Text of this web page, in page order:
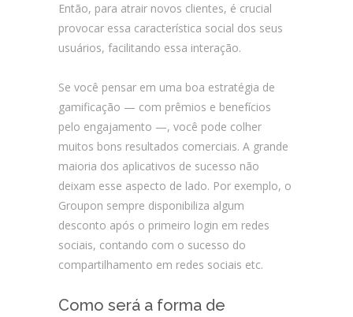
Então, para atrair novos clientes, é crucial
provocar essa característica social dos seus
usuários, facilitando essa interação.
Se você pensar em uma boa estratégia de
gamificação — com prêmios e benefícios
pelo engajamento —, você pode colher
muitos bons resultados comerciais. A grande
maioria dos aplicativos de sucesso não
deixam esse aspecto de lado. Por exemplo, o
Groupon sempre disponibiliza algum
desconto após o primeiro login em redes
sociais, contando com o sucesso do
compartilhamento em redes sociais etc.
Como será a forma de